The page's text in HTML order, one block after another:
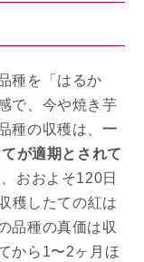
種を「はるか
で、今や焼き芋
種の収穫は、 一
が適期とされて
おおよそ120日
穫したての紅は
品種の真価は収
から1〜2ヶ月ほ